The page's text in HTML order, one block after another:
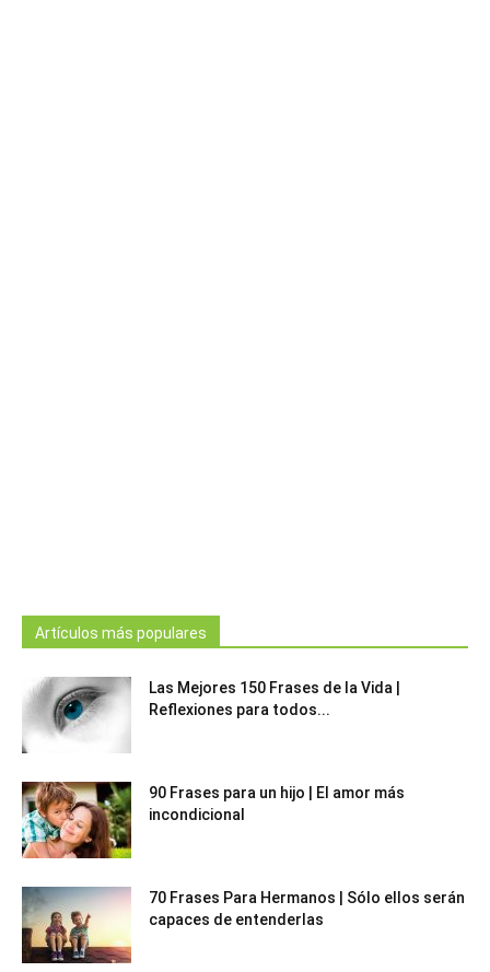
Artículos más populares
Las Mejores 150 Frases de la Vida |
Reflexiones para todos...
90 Frases para un hijo | El amor más
incondicional
70 Frases Para Hermanos | Sólo ellos serán
capaces de entenderlas